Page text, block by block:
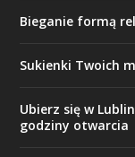
Bieganie formą
Sukienki Twoich
Ubierz się w
godziny otwarcia